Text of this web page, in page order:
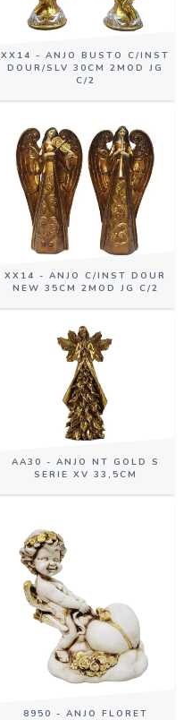
XX14 - ANJO BUSTO C/INST
DOUR/SLV 30CM 2MOD JG
C/2
XX14 - ANJO C/INST DOUR
NEW 35CM 2MOD JG C/2
AA30 - ANJO NT GOLD S
SERIE XV 33,5CM
8950 - ANJO FLORET